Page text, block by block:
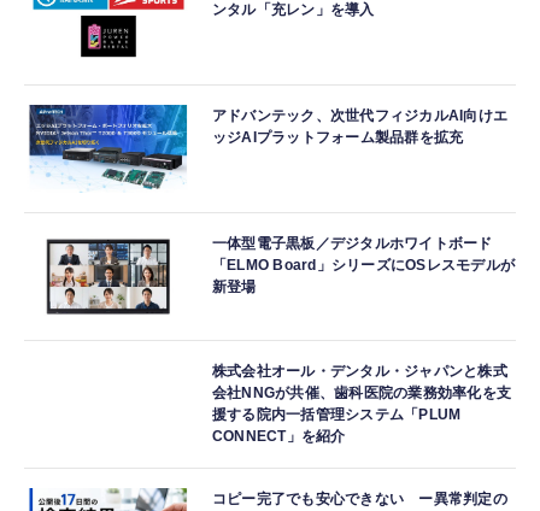
ンタル「充レン」を導入
アドバンテック、次世代フィジカルAI向けエ
ッジAIプラットフォーム製品群を拡充
一体型電子黒板／デジタルホワイトボード
「ELMO Board」シリーズにOSレスモデルが
新登場
株式会社オール・デンタル・ジャパンと株式
会社NNGが共催、歯科医院の業務効率化を支
援する院内一括管理システム「PLUM
CONNECT」を紹介
コピー完了でも安心できない ー異常判定の